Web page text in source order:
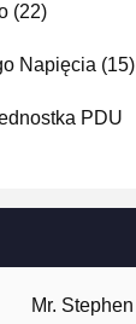
(22)
Napięcia (15)
PDU
Mr. Stephen